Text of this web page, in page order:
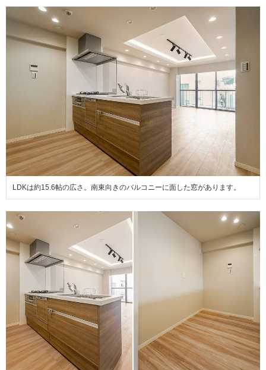
LDKは約15.6帖の広さ。南東向きのバルコニーに面した窓があります。